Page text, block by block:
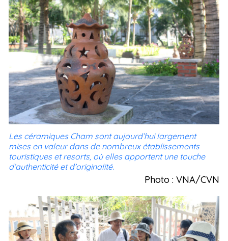
Les céramiques Cham sont aujourd’hui largement
mises en valeur dans de nombreux établissements
touristiques et resorts, où elles apportent une touche
d’authenticité et d’originalité.
Photo : VNA/CVN